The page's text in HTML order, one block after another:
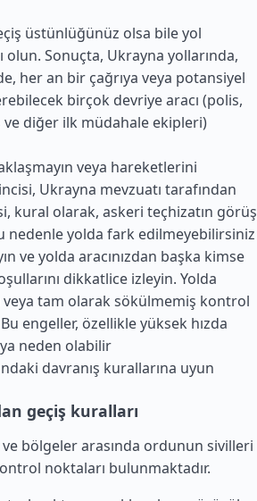
üstünlüğünüz olsa bile yol
olun. Sonuçta, Ukrayna yollarında,
her an bir çağrıya veya potansiyel
birçok devriye aracı (polis,
diğer ilk müdahale ekipleri)
veya hareketlerini
Ukrayna mevzuatı tarafından
kural olarak, askeri teçhizatın görüş
nedenle yolda fark edilmeyebilirsiniz
ve yolda aracınızdan başka kimse
dikkatlice izleyin. Yolda
veya tam olarak sökülmemiş kontrol
engeller, özellikle yüksek hızda
neden olabilir
davranış kurallarına uyun
geçiş kuralları
bölgeler arasında ordunun sivilleri
noktaları bulunmaktadır.